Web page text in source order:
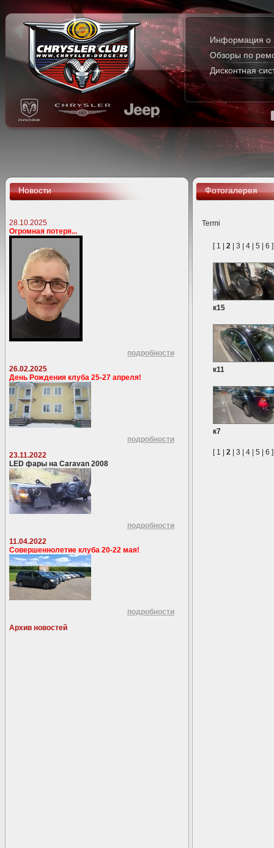
Информация о
Обзоры по
Дисконтная
Новости
28.10.2025
Огромная потеря...
подробности
26.02.2025
День Рождения клуба 25-27 апреля!
подробности
23.11.2022
LED фары на Caravan 2008
подробности
11.04.2022
Совершеннолетие клуба 20-22 мая!
подробности
Архив новостей
Фотогалерея
Termi
[ 1 2 3 4 5 6 ]
к15
к11
к7
[ 1 2 3 4 5 6 ]